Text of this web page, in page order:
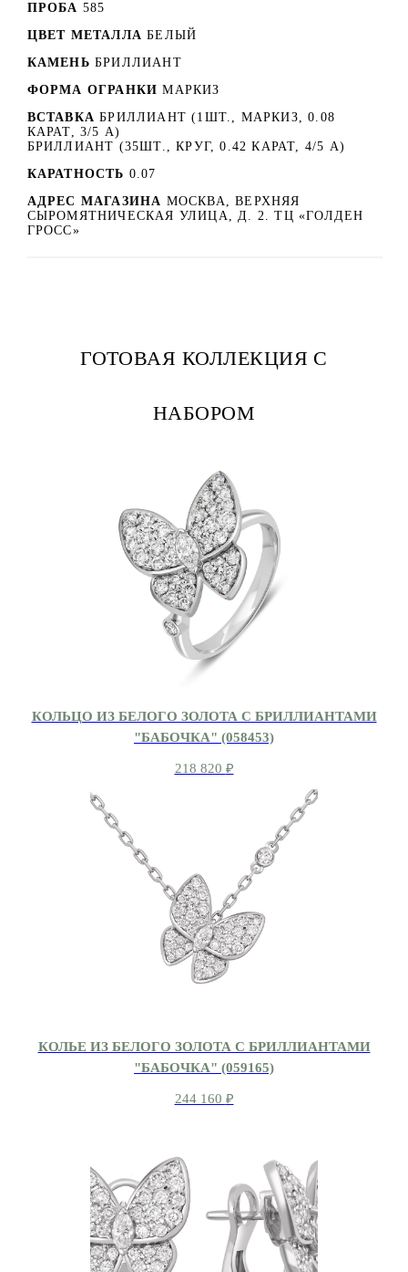
ПРОБА 585
ЦВЕТ МЕТАЛЛА БЕЛЫЙ
КАМЕНЬ БРИЛЛИАНТ
ФОРМА ОГРАНКИ МАРКИЗ
ВСТАВКА БРИЛЛИАНТ (1ШТ., МАРКИЗ, 0.08
КАРАТ, 3/5 А)
БРИЛЛИАНТ (35ШТ., КРУГ, 0.42 КАРАТ, 4/5 А)
КАРАТНОСТЬ 0.07
АДРЕС МАГАЗИНА МОСКВА, ВЕРХНЯЯ
СЫРОМЯТНИЧЕСКАЯ УЛИЦА, Д. 2. ТЦ «ГОЛДЕН
ГРОСС»
ГОТОВАЯ КОЛЛЕКЦИЯ С
НАБОРОМ
КОЛЬЦО ИЗ БЕЛОГО ЗОЛОТА С БРИЛЛИАНТАМИ
"БАБОЧКА" (058453)
218 820 ₽
КОЛЬЕ ИЗ БЕЛОГО ЗОЛОТА С БРИЛЛИАНТАМИ
"БАБОЧКА" (059165)
244 160 ₽